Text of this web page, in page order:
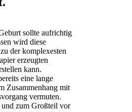
sollte aufrichtig
wird diese
der komplexesten
erzeugten
kann.
eine lange
Zusammenhang mit
vermuten.
und zum Großteil vor